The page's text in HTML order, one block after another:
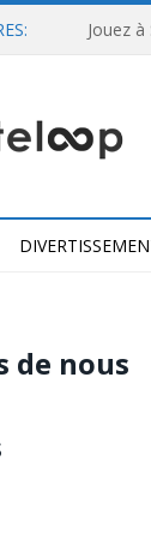
Jouez
de nous